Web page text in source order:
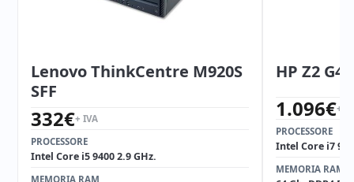
Lenovo ThinkCentre M920S
SFF
332€+ IVA
PROCESSORE
Intel Core i5 9400 2.9 GHz.
MEMORIA RAM
HP Z2
1.096€+
PROCESSORE
Intel Core i7
MEMORIA RAM